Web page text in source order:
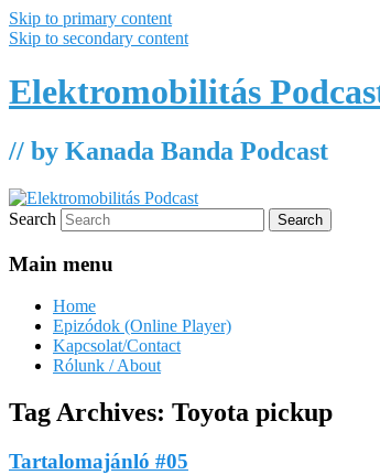
Skip to primary content
Skip to secondary content
Elektromobilitás
// by Kanada Banda Podcast
Search
Main menu
Home
Epizódok (Online Player)
Kapcsolat/Contact
Rólunk / About
Tag Archives: Toyota pickup
Tartalomajánló #05